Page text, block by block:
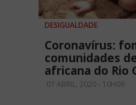
DESIGUALDADE
Coronavírus:
comunidades
africana do Rio
07 ABRIL, 2020 - 10H09